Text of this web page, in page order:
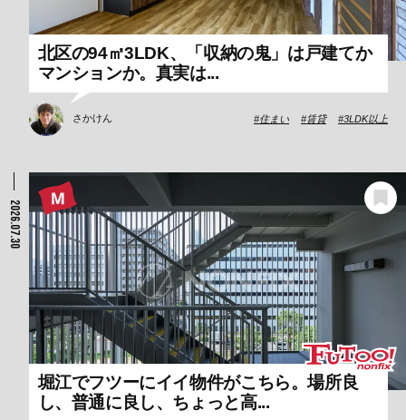
北区の94㎡3LDK、「収納の鬼」は戸建てか
マンションか。真実は...
さかけん 住まい 賃貸 3LDK以上
2026.07.30
堀江でフツーにイイ物件がこちら。場所良
し、普通に良し、ちょっと高...